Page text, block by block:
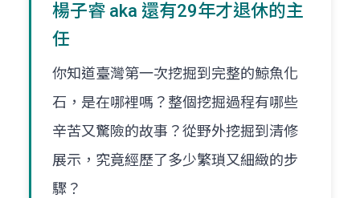
楊子睿 aka 還有29年才退休的主
任
你知道臺灣第一次挖掘到完整的鯨魚化
石，是在哪裡嗎？整個挖掘過程有哪些
辛苦又驚險的故事？從野外挖掘到清修
展示，究竟經歷了多少繁瑣又細緻的步
驟？